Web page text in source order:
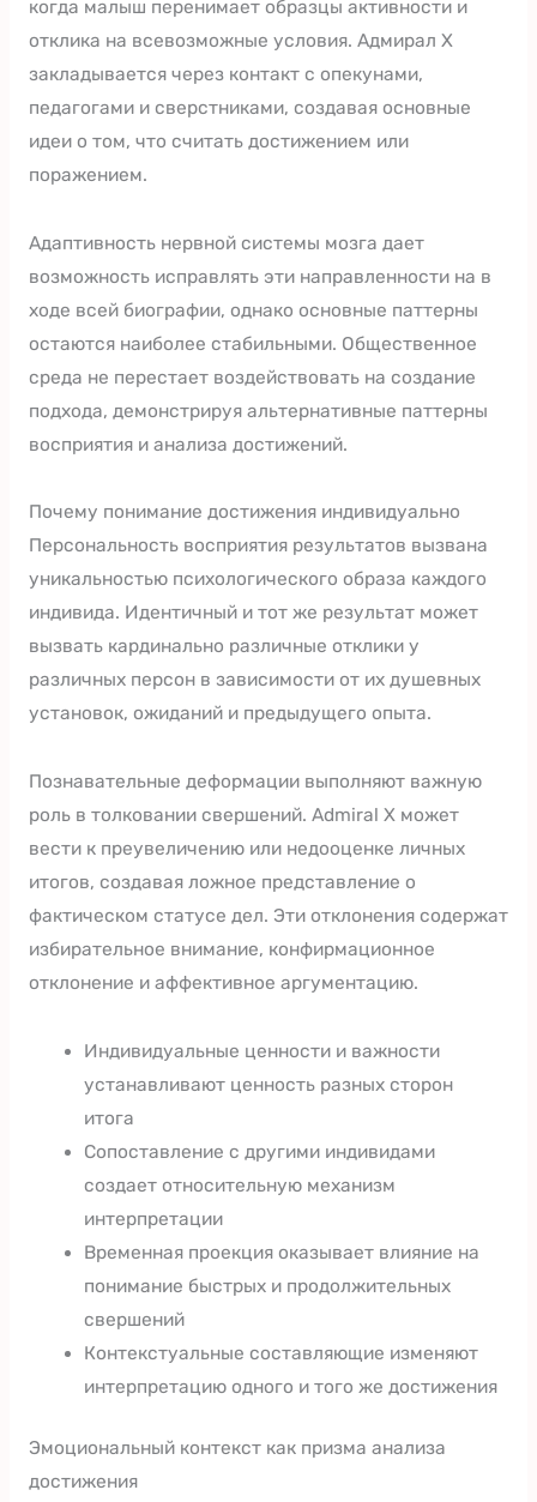
когда малыш перенимает образцы активности и
отклика на всевозможные условия. Адмирал Х
закладывается через контакт с опекунами,
педагогами и сверстниками, создавая основные
идеи о том, что считать достижением или
поражением.
Адаптивность нервной системы мозга дает
возможность исправлять эти направленности на в
ходе всей биографии, однако основные паттерны
остаются наиболее стабильными. Общественное
среда не перестает воздействовать на создание
подхода, демонстрируя альтернативные паттерны
восприятия и анализа достижений.
Почему понимание достижения индивидуально
Персональность восприятия результатов вызвана
уникальностью психологического образа каждого
индивида. Идентичный и тот же результат может
вызвать кардинально различные отклики у
различных персон в зависимости от их душевных
установок, ожиданий и предыдущего опыта.
Познавательные деформации выполняют важную
роль в толковании свершений. Admiral X может
вести к преувеличению или недооценке личных
итогов, создавая ложное представление о
фактическом статусе дел. Эти отклонения содержат
избирательное внимание, конфирмационное
отклонение и аффективное аргументацию.
Индивидуальные ценности и важности
устанавливают ценность разных сторон
итога
Сопоставление с другими индивидами
создает относительную механизм
интерпретации
Временная проекция оказывает влияние на
понимание быстрых и продолжительных
свершений
Контекстуальные составляющие изменяют
интерпретацию одного и того же достижения
Эмоциональный контекст как призма анализа
достижения